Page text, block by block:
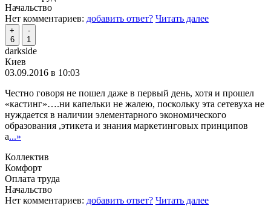
Начальство
Нет комментариев: добавить ответ? Читать далее
+
6
-
1
darkside
Киев
03.09.2016 в 10:03
Честно говоря не пошел даже в первый день, хотя и прошел
«кастинг»….ни капельки не жалею, поскольку эта сетевуха не
нуждается в наличии элементарного экономического
образования ,этикета и знания маркетинговых принципов
а...»
Коллектив
Комфорт
Оплата труда
Начальство
Нет комментариев: добавить ответ? Читать далее